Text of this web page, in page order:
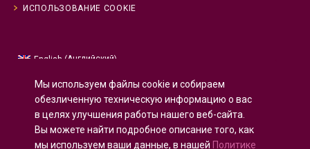
ИСПОЛЬЗОВАНИЕ COOKIE
English (Английский)
Русский
Español(Испанский)
Français( Французский )
Немецкий
Мы используем файлы cookie и собираем
обезличенную техническую информацию о вас
в целях улучшения работы нашего веб-сайта.
Вы можете найти подробное описание того, как
мы используем ваши данные, в нашей Политике